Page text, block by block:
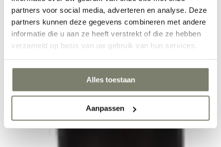
partners voor social media, adverteren en analyse. Deze
partners kunnen deze gegevens combineren met andere
informatie die u aan ze heeft verstrekt of die ze hebben
verzameld op basis van uw gebruik van hun services.
Alles toestaan
Aanpassen
prijs oplopend